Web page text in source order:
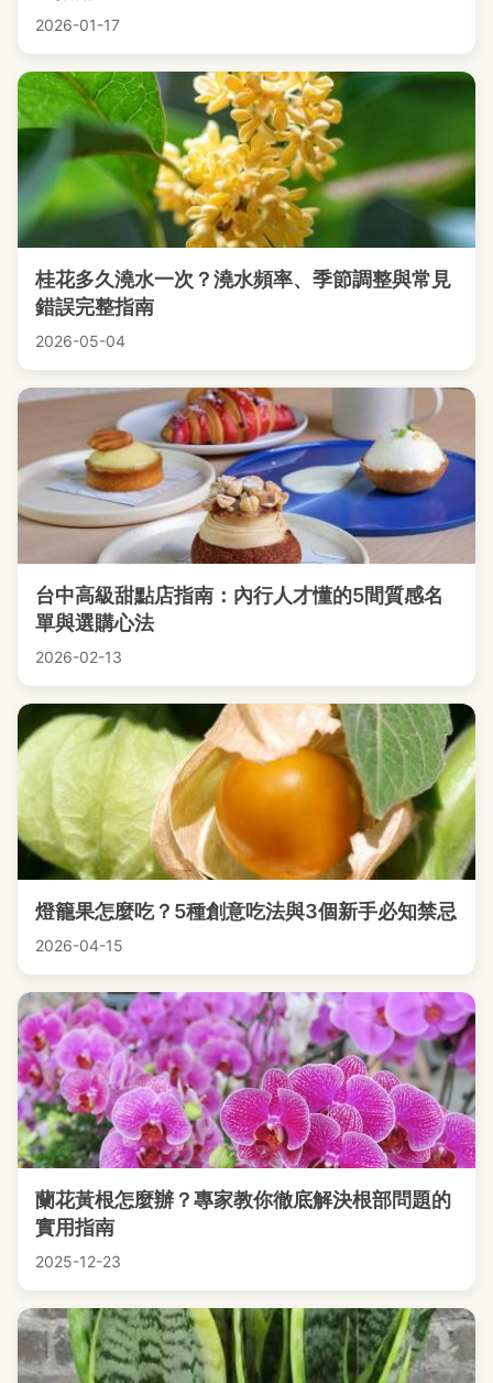
2026-01-17
桂花多久澆水一次？澆水頻率、季節調整與常見
錯誤完整指南
2026-05-04
台中高級甜點店指南：內行人才懂的5間質感名
單與選購心法
2026-02-13
燈籠果怎麼吃？5種創意吃法與3個新手必知禁忌
2026-04-15
蘭花黃根怎麼辦？專家教你徹底解決根部問題的
實用指南
2025-12-23